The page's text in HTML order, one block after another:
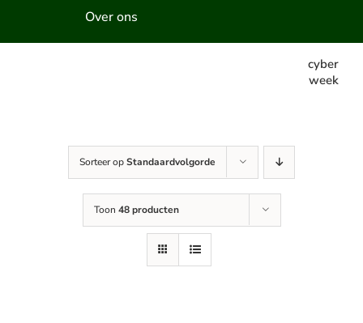
Over ons
cyber
week
Sorteer opStandaardvolgorde
Toon 48 producten